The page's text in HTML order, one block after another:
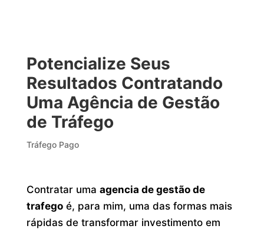
Potencialize Seus
Resultados Contratando
Uma Agência de Gestão
de Tráfego
Tráfego Pago
Contratar uma agencia de gestão de
trafegoé, para mim, uma das formas mais
rápidas de transformar investimento em